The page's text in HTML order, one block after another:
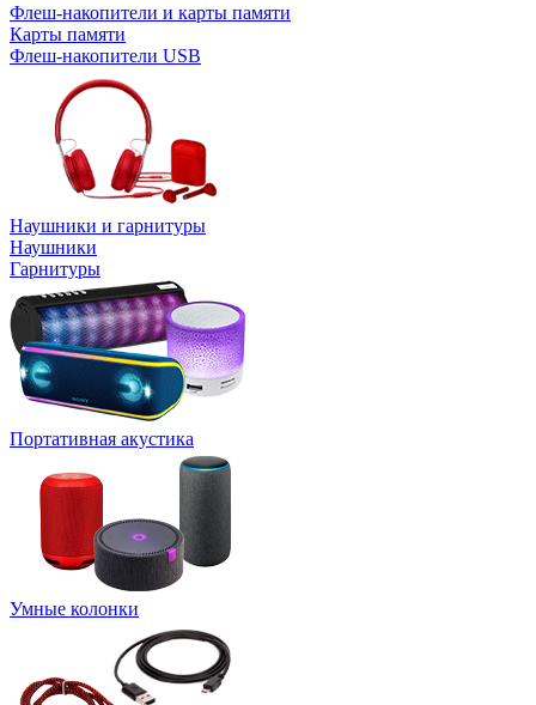
Флеш-накопители и карты памяти
Карты памяти
Флеш-накопители USB
Наушники и гарнитуры
Наушники
Гарнитуры
Портативная акустика
Умные колонки